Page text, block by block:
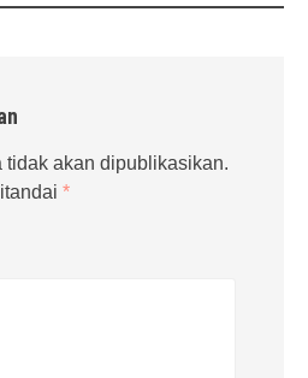
tidak akan dipublikasikan.
*